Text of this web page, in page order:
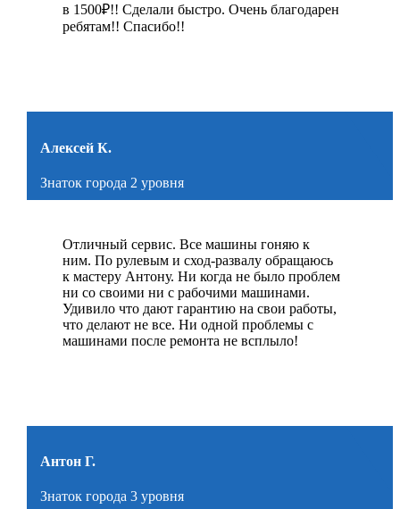
в 1500₽!! Сделали быстро. Очень благодарен
ребятам!! Спасибо!!
Алексей К.
Знаток города 2 уровня
Отличный сервис. Все машины гоняю к
ним. По рулевым и сход-развалу обращаюсь
к мастеру Антону. Ни когда не было проблем
ни со своими ни с рабочими машинами.
Удивило что дают гарантию на свои работы,
что делают не все. Ни одной проблемы с
машинами после ремонта не всплыло!
Антон Г.
Знаток города 3 уровня